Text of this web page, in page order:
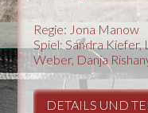
Regie: Jona Manow
Spiel: Sandra Kiefer,
Weber, Danja
DETAILS UND